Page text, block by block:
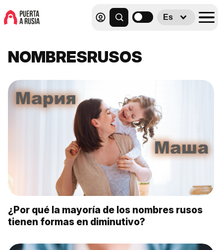
Es
NOMBRESRUSOS
¿Por qué la mayoría de los nombres rusos
tienen formas en diminutivo?